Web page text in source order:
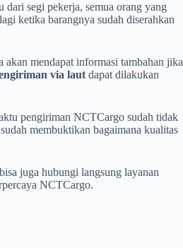
segi pekerja, semua orang yang
ketika barangnya sudah diserahkan
mendapat informasi tambahan jika
via laut dapat dilakukan
pengiriman NCTCargo sudah tidak
membuktikan bagaimana kualitas
juga hubungi langsung layanan
NCTCargo.